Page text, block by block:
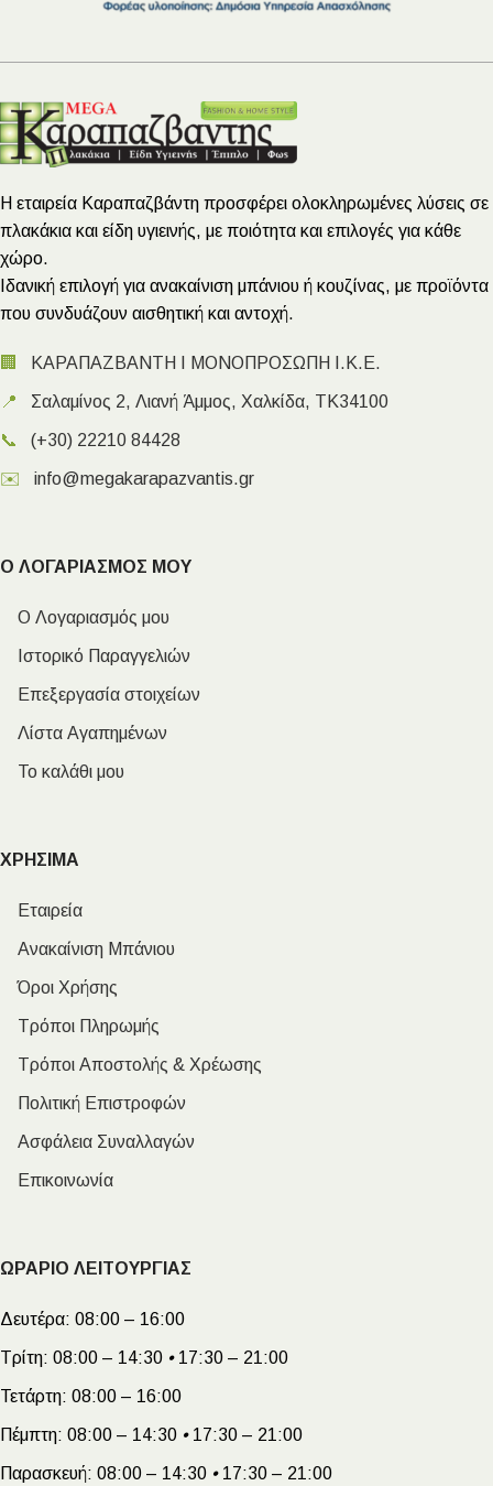
Η εταιρεία Καραπαζβάντη προσφέρει ολοκληρωμένες λύσεις σε
πλακάκια και είδη υγιεινής, με ποιότητα και επιλογές για κάθε
χώρο.
Ιδανική επιλογή για ανακαίνιση μπάνιου ή κουζίνας, με προϊόντα
που συνδυάζουν αισθητική και αντοχή.
🏢 ΚΑΡΑΠΑΖΒΑΝΤΗ Ι ΜΟΝΟΠΡΟΣΩΠΗ Ι.Κ.Ε.
📍 Σαλαμίνος 2, Λιανή Άμμος, Χαλκίδα, ΤΚ34100
📞 (+30) 22210 84428
✉️ info@megakarapazvantis.gr
Ο ΛΟΓΑΡΙΑΣΜΟΣ ΜΟΥ
Ο Λογαριασμός μου
Ιστορικό Παραγγελιών
Επεξεργασία στοιχείων
Λίστα Αγαπημένων
Το καλάθι μου
ΧΡΗΣΙΜΑ
Εταιρεία
Ανακαίνιση Μπάνιου
Όροι Χρήσης
Τρόποι Πληρωμής
Τρόποι Αποστολής & Χρέωσης
Πολιτική Επιστροφών
Ασφάλεια Συναλλαγών
Επικοινωνία
ΩΡΑΡΙΟ ΛΕΙΤΟΥΡΓΙΑΣ
Δευτέρα: 08:00 – 16:00
Τρίτη: 08:00 – 14:30 •17:30 – 21:00
Τετάρτη: 08:00 – 16:00
Πέμπτη: 08:00 – 14:30 •17:30 – 21:00
Παρασκευή: 08:00 – 14:30 •17:30 – 21:00